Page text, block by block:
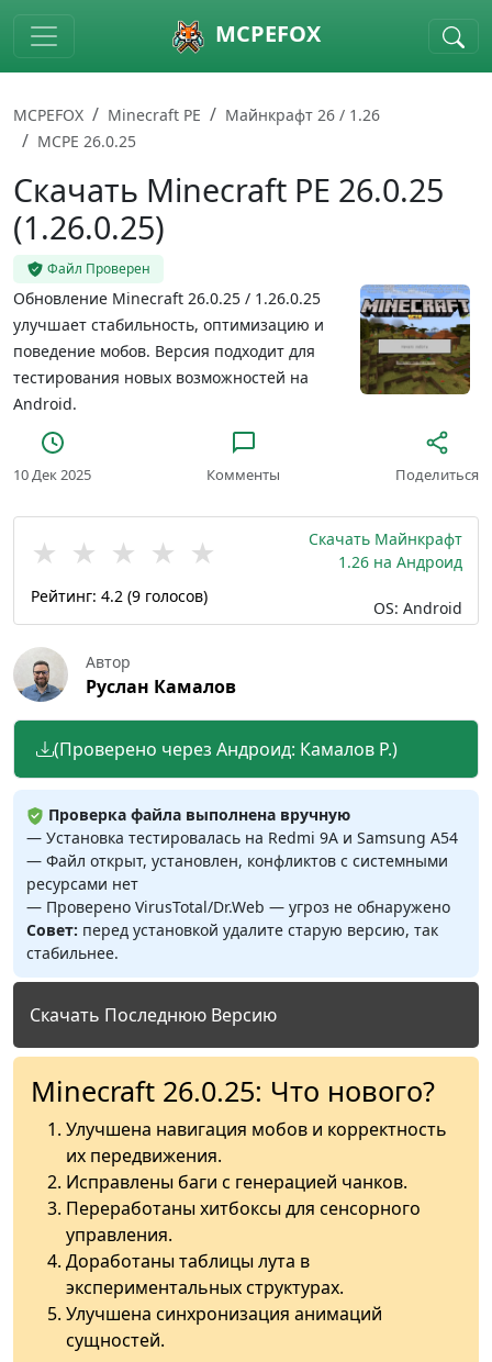
Skip to main content MCPEFOX
MCPEFOX Minecraft PE
Майнкрафт 26 / 1.26
MCPE 26.0.25
Скачать Minecraft PE 26.0.25
(1.26.0.25)
Файл Проверен
Обновление Minecraft 26.0.25 / 1.26.0.25
улучшает стабильность, оптимизацию и
поведение мобов. Версия подходит для
тестирования новых возможностей на
Android.
10 Дек 2025 Комменты Поделиться
★ ★ ★ ★ ★
Рейтинг: 4.2 (9 голосов)
Скачать Майнкрафт
1.26 на Андроид
OS: Android
Автор
Руслан Камалов
(Проверено через Андроид: Камалов Р.)
Проверка файла выполнена вручную
— Установка тестировалась на Redmi 9A и Samsung A54
— Файл открыт, установлен, конфликтов с системными
ресурсами нет
— Проверено VirusTotal/Dr.Web — угроз не обнаружено
Совет: перед установкой удалите старую версию, так
стабильнее.
Скачать Последнюю Версию
Minecraft 26.0.25: Что нового?
Улучшена навигация мобов и корректность
их передвижения.
Исправлены баги с генерацией чанков.
Переработаны хитбоксы для сенсорного
управления.
Доработаны таблицы лута в
экспериментальных структурах.
Улучшена синхронизация анимаций
сущностей.